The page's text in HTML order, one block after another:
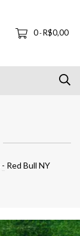
0-R$0,00
- Red Bull NY